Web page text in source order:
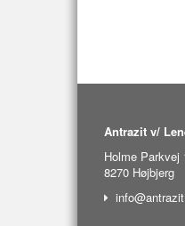
Antrazit v/
Holme Parkvej
8270 Højbjerg